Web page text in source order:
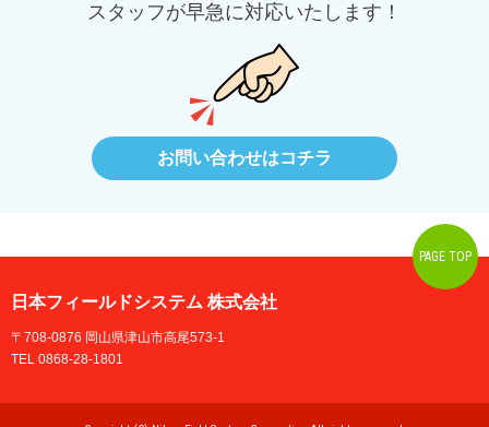
スタッフが早急に対応いたします！
お問い合わせはコチラ
PAGE TOP
日本フィールドシステム 株式会社
〒708-0876 岡山県津山市高尾573-1
TEL 0868-28-1801